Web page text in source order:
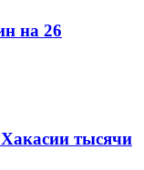
на 26
тысячи